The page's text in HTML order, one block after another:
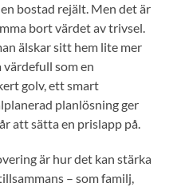
bostad rejält. Men det är
bort värdet av trivsel.
älskar sitt hem lite mer
värdefull som en
golv, ett smart
planlösning ger
att sätta en prislapp på.
är hur det kan stärka
– som familj,